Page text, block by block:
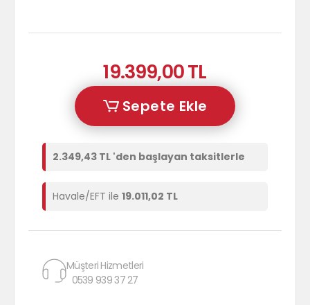
19.399,00 TL
Sepete Ekle
2.349,43 TL 'den başlayan taksitlerle
Havale/EFT ile 19.011,02 TL
Müşteri Hizmetleri
0539 939 37 27